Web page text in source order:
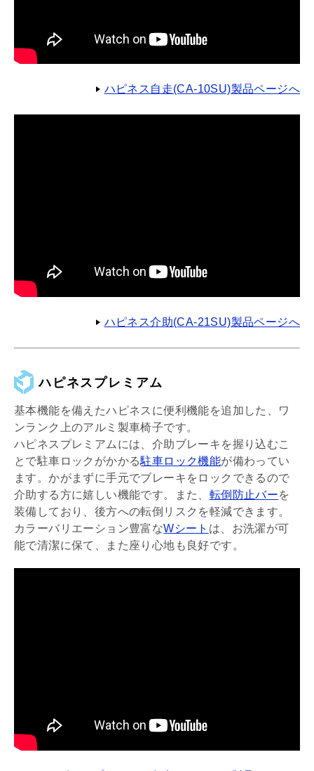
ハピネス自走(CA-10SU)製品ページへ
ハピネス介助(CA-21SU)製品ページへ
ハピネスプレミアム
基本機能を備えたハピネスに便利機能を追加した、ワ
ンランク上のアルミ製車椅子です。
ハピネスプレミアムには、介助ブレーキを握り込むこ
とで駐車ロックがかかる駐車ロック機能が備わってい
ます。かがまずに手元でブレーキをロックできるので
介助する方に嬉しい機能です。また、 転倒防止バーを
装備しており、後方への転倒リスクを軽減できます。
カラーバリエーション豊富なWシート は、お洗濯が可
能で清潔に保て、また座り心地も良好です。